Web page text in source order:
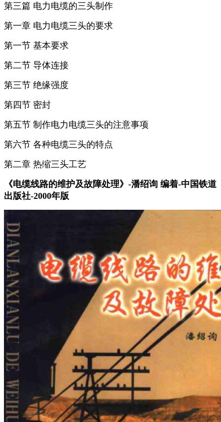
第三篇 电力电缆的三头制作
第一章 电力电缆三头的要求
第一节 基本要求
第二节 导体连接
第三节 绝缘强度
第四节 密封
第五节 制作电力电缆三头的注意事项
第六节 各种电缆三头的特点
第二章 热缩三头工艺
《电缆线路的维护及故障处理》-潘绍询 编着-中国铁道
出版社-2000年版